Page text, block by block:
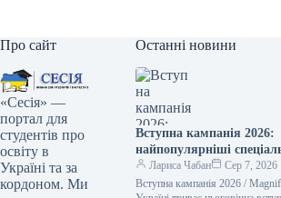
Про сайт
«Сесія» —
портал для
студентів про
освіту в
Україні та за
кордоном. Ми
Останні новини
Вступна кампанія 2026:
найпопулярніші
за державним
Лариса Чабан
Сер 7, 2026
Вступна кампанія 2026 /